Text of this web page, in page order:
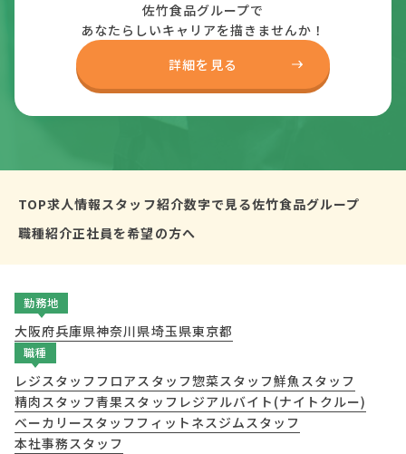
佐竹食品グループで
あなたらしいキャリアを描きませんか！
詳細を見る
TOP求人情報スタッフ紹介数字で見る佐竹食品グループ
職種紹介正社員を希望の方へ
勤務地
大阪府兵庫県神奈川県埼玉県東京都
職種
レジスタッフ フロアスタッフ惣菜スタッフ鮮魚スタッフ
精肉スタッフ青果スタッフ レジアルバイト(ナイトクルー)
ベーカリースタッフ フィットネスジムスタッフ
本社事務スタッフ